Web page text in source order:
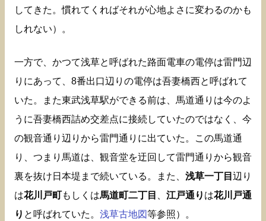
してきた。慣れてくればそれが心地よさに変わるのかも
しれない）。
一方で、かつて浅草と呼ばれた路面電車の電停は雷門辺
りにあって、8番出口辺りの電停は吾妻橋西と呼ばれて
いた。また東武浅草駅ができる前は、馬道通りは今のよ
うに吾妻橋西詰め交差点に接続していたのではなく、今
の観音通り辺りから雷門通りに出ていた。この馬道通
り、つまり馬道は、観音堂を迂回して雷門通りから観音
裏を抜け日本堤まで続いている。また、 浅草一丁目 辺り
は花川戸町もしくは馬道町二丁目 江戸通り は花川戸通
り と呼ばれていた。 浅草古地図等参照）。